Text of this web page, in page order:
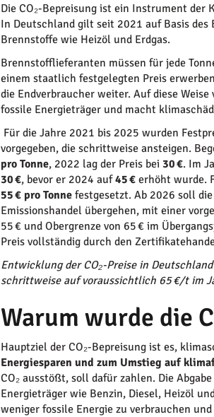
Die CO₂-Bepreisung ist ein Instrument der
In Deutschland gilt seit 2021 auf Basis des
Brennstoffe wie Heizöl und Erdgas.
Brennstofflieferanten müssen für jede
einem staatlich festgelegten Preis
die Endverbraucher weiter. Auf diese
fossile Energieträger und macht
Für die Jahre 2021 bis 2025 wurden
vorgegeben, die schrittweise ansteigen.
pro Tonne, 2022 lag der Preis bei 30 €. Im
30 €, bevor er 2024 auf45 € erhöht wurde.
55 € pro Tonne festgesetzt. Ab 2026 soll
Emissionshandel übergehen, mit einer
55 € und Obergrenze von 65 € im
Preis vollständig durch den
Entwicklung der CO₂-Preise in
schrittweise auf voraussichtlich 65 €/t im
Warum wurde die
Hauptziel der CO₂-Bepreisung ist es,
Energiesparen und zum Umstieg auf
CO₂ ausstößt, soll dafür zahlen. Die
Energieträger wie Benzin, Diesel, Heizöl
weniger fossile Energie zu verbrauchen